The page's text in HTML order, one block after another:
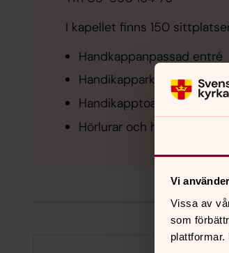
Vi
Vissa av
som
I kapellet finns 150
Handkappanpassad entré
Handikapparkering
Handikapptoalett
Hörlurar och hörselslinga